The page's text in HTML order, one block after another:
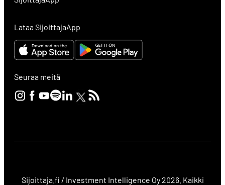
Lataa SijoittajaApp
Seuraa meitä
Sijoittaja.fi / Investment Intelligence Oy 2026. Kaikki